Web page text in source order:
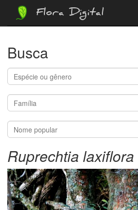
Flora Digital
Busca
Ruprechtia laxiflora